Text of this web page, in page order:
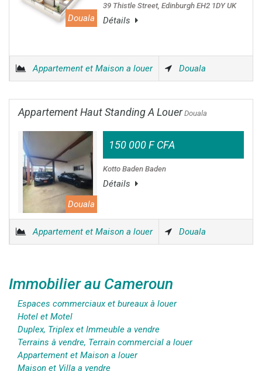
Douala
39 Thistle Street, Edinburgh EH2 1DY UK
Détails
Appartement et Maison a louer Douala
Appartement Haut Standing A LouerDouala
Douala
150 000 F CFA
Kotto Baden Baden
Détails
Appartement et Maison a louer Douala
Immobilier au Cameroun
Espaces commerciaux et bureaux à louer
Hotel et Motel
Duplex, Triplex et Immeuble a vendre
Terrains à vendre, Terrain commercial a louer
Appartement et Maison a louer
Maison et Villa a vendre